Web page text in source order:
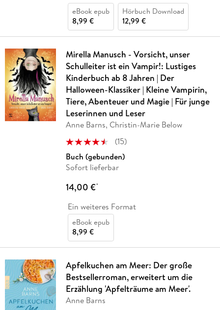
eBook epub
8,99 €
Hörbuch Download
12,99 €
Mirella Manusch - Vorsicht, unser
Schulleiter ist ein Vampir!: Lustiges
Kinderbuch ab 8 Jahren | Der
Halloween-Klassiker | Kleine Vampirin,
Tiere, Abenteuer und Magie | Für junge
Leserinnen und Leser
Anne Barns, Christin-Marie Below
(15)
Buch (gebunden)
Sofort lieferbar
14,00 €*
Ein weiteres Format
eBook epub
8,99 €
Apfelkuchen am Meer: Der große
Bestsellerroman, erweitert um die
Erzählung 'Apfelträume am Meer'.
Anne Barns